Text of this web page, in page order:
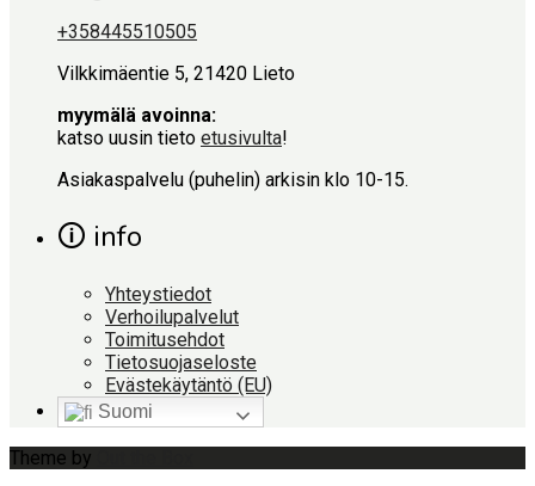
+358445510505
Vilkkimäentie 5, 21420 Lieto
myymälä avoinna:
katso uusin tieto etusivulta!
Asiakaspalvelu (puhelin) arkisin klo 10-15.
🛈 info
Yhteystiedot
Verhoilupalvelut
Toimitusehdot
Tietosuojaseloste
Evästekäytäntö (EU)
Suomi
Theme by